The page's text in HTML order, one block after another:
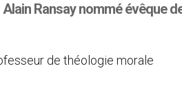
Ransay nommé évêque
de théologie morale